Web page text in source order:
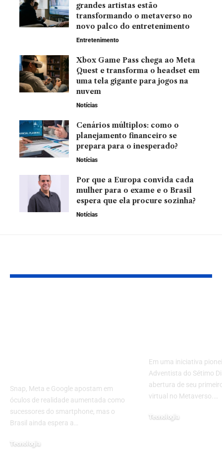
grandes artistas estão
transformando o metaverso no
novo palco do entretenimento
Entretenimento
Xbox Game Pass chega ao Meta
Quest e transforma o headset em
uma tela gigante para jogos na
nuvem
Notícias
Cenários múltiplos: como o
planejamento financeiro se
prepara para o inesperado?
Notícias
Por que a Europa convida cada
mulher para o exame e o Brasil
espera que ela procure sozinha?
Notícias
Snap, Meta e Google apostam em
óculos de realidade aumentada como
sucessores do smartphone, mas o
Brasil ainda espera a…
Tecnologia
Em uma iniciativa
Adventista do Sétimo
abertura de seu
virtual no Metaverso.…
Tecnologia